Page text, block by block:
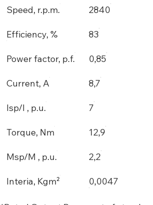
Speed, r.p.m. 2840
Efficiency, % 83
Power factor, p.f. 0,85
Current, A 8,7
Isp/I , p.u. 7
Torque, Nm 12,9
Msp/M , p.u. 2,2
Interia, Kgm² 0,0047